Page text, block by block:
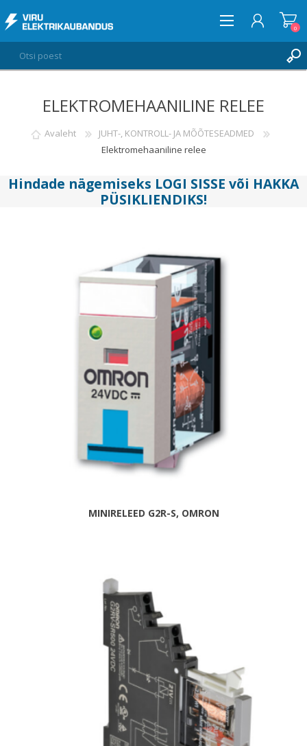
LOGI SISSE
SOOVIKORV
0
ELEKTROMEHAANILINE RELEE
Avaleht
JUHT-, KONTROLL- JA MÕÕTESEADMED
Elektromehaaniline relee
Hindade nägemiseks LOGI SISSE või HAKKA
PÜSIKLIENDIKS!
MINIRELEED G2R-S, OMRON